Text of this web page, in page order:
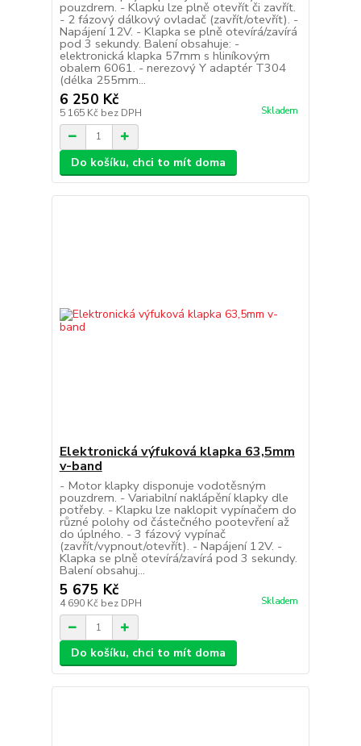
pouzdrem. - Klapku lze plně otevřít či zavřít.
- 2 fázový dálkový ovladač (zavřít/otevřít). -
Napájení 12V. - Klapka se plně otevírá/zavírá
pod 3 sekundy. Balení obsahuje: -
elektronická klapka 57mm s hliníkovým
obalem 6061. - nerezový Y adaptér T304
(délka 255mm...
6 250 Kč
5 165 Kč bez DPH Skladem
Do košíku, chci to mít doma
Elektronická výfuková klapka 63,5mm
v-band
- Motor klapky disponuje vodotěsným
pouzdrem. - Variabilní naklápění klapky dle
potřeby. - Klapku lze naklopit vypínačem do
různé polohy od částečného pootevření až
do úplného. - 3 fázový vypínač
(zavřít/vypnout/otevřít). - Napájení 12V. -
Klapka se plně otevírá/zavírá pod 3 sekundy.
Balení obsahuj...
5 675 Kč
4 690 Kč bez DPH Skladem
Do košíku, chci to mít doma